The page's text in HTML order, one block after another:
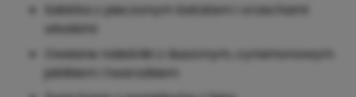
Sałatka z pieczonym batatem i orzechami
włoskimi
Owsiane naleśniki z duszonym, cynamonowym
jabłkiem i twarożkiem